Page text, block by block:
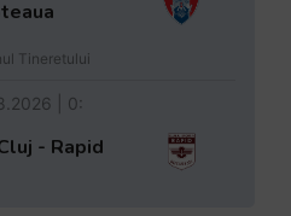
Tineretului
| 0:
- Rapid